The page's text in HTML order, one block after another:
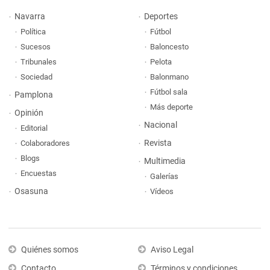
Navarra
Política
Sucesos
Tribunales
Sociedad
Pamplona
Opinión
Editorial
Colaboradores
Blogs
Encuestas
Osasuna
Deportes
Fútbol
Baloncesto
Pelota
Balonmano
Fútbol sala
Más deporte
Nacional
Revista
Multimedia
Galerías
Vídeos
Quiénes somos
Aviso Legal